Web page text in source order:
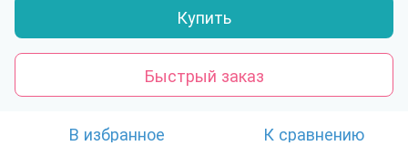
Купить
Быстрый заказ
В избранное К сравнению